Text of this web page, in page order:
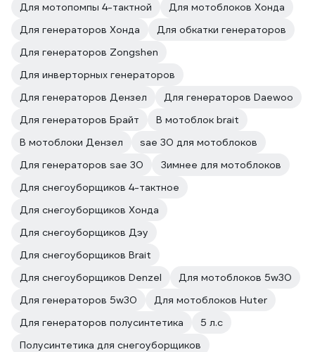
Для мотопомпы 4-тактной
Для мотоблоков Хонда
Для генераторов Хонда
Для обкатки генераторов
Для генераторов Zongshen
Для инверторных генераторов
Для генераторов Дензел
Для генераторов Daewoo
Для генераторов Брайт
В мотоблок brait
В мотоблоки Дензел
sae 30 для мотоблоков
Для генераторов sae 30
Зимнее для мотоблоков
Для снегоуборщиков 4-тактное
Для снегоуборщиков Хонда
Для снегоуборщиков Дэу
Для снегоуборщиков Brait
Для снегоуборщиков Denzel
Для мотоблоков 5w30
Для генераторов 5w30
Для мотоблоков Huter
Для генераторов полусинтетика
5 л.с
Полусинтетика для снегоуборщиков